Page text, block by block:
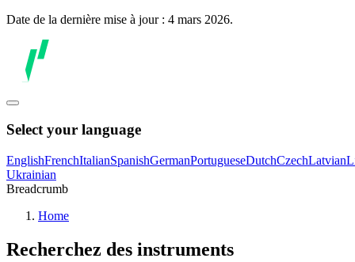
Date de la dernière mise à jour : 4 mars 2026.
Select your language
EnglishFrenchItalianSpanishGermanPortugueseDutchCzechLatvian
Ukrainian
Breadcrumb
Home
Recherchez des instruments